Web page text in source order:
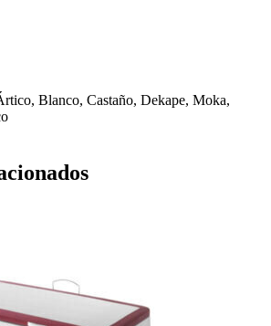
Blanco, Castaño, Dekape, Moka,